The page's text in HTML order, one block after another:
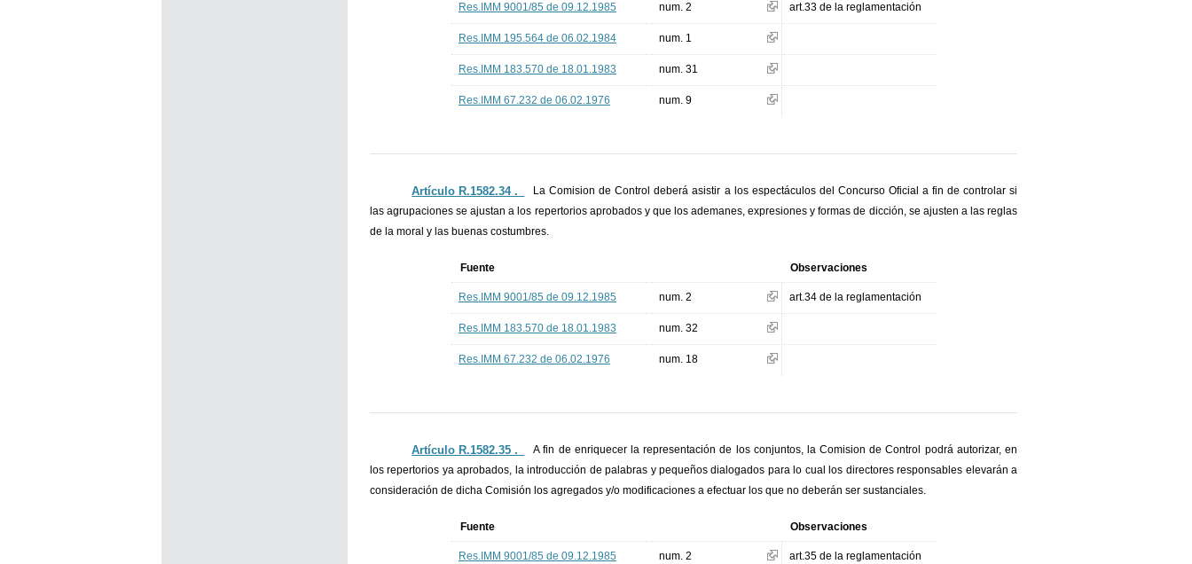
Res.IMM 9001/85 de 09.12.1985 num. 2 art.33 de la reglamentación
Res.IMM 195.564 de 06.02.1984 num. 1
Res.IMM 183.570 de 18.01.1983 num. 31
Res.IMM 67.232 de 06.02.1976 num. 9
Artículo R.1582.34 ._
La Comision de Control deberá asistir a los espectáculos del Concurso Oficial a fin de controlar si
las agrupaciones se ajustan a los repertorios aprobados y que los ademanes, expresiones y formas de dicción, se ajusten a las reglas
de la moral y las buenas costumbres.
Fuente Observaciones
Res.IMM 9001/85 de 09.12.1985 num. 2 art.34 de la reglamentación
Res.IMM 183.570 de 18.01.1983 num. 32
Res.IMM 67.232 de 06.02.1976 num. 18
Artículo R.1582.35 ._
A fin de enriquecer la representación de los conjuntos, la Comision de Control podrá autorizar, en
los repertorios ya aprobados, la introducción de palabras y pequeños dialogados para lo cual los directores responsables elevarán a
consideración de dicha Comisión los agregados y/o modificaciones a efectuar los que no deberán ser sustanciales.
Fuente Observaciones
Res.IMM 9001/85 de 09.12.1985 num. 2 art.35 de la reglamentación